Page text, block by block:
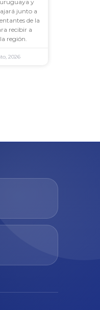
y
junto a
de la
recibir a
región.
2026